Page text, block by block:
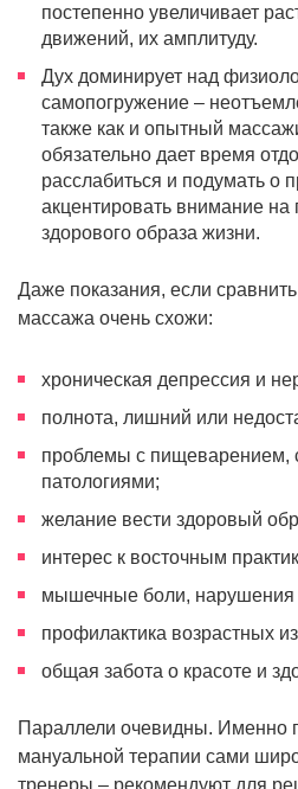
постепенно увеличивает
движений, их амплитуду.
Дух доминирует над
самопогружение –
также как и опытный
обязательно дает время
расслабиться и подумать о
акцентировать внимание на
здорового образа жизни.
Даже показания, если
массажа очень схожи:
хроническая депрессия и
полнота, лишний или
проблемы с пищеварением,
патологиями;
желание вести здоровый
интерес к восточным
мышечные боли, нарушения
профилактика возрастных
общая забота о красоте и
Параллели очевидны. Именно
мануальной терапии сами
тренеры – рекомендуют для